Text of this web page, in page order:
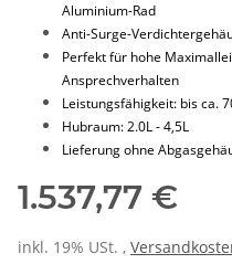
Aluminium-Rad
Anti-Surge-
Perfekt für hohe
Ansprechverhalten
Leistungsfähigkeit: bis ca.
Hubraum: 2.0L - 4,5L
Lieferung ohne
1.537,77 €
inkl. 19% USt. ,